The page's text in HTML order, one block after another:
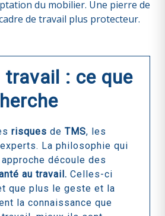
du mobilier. Une pierre de
cadre de travail plus protecteur.
travail : ce que
risques de TMS, les
La philosophie qui
découle des
au travail. Celles-ci
que plus le geste et la
la connaissance que